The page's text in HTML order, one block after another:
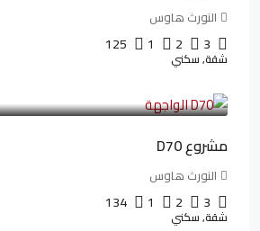
النورث هاوس
3
2
1
125
شقة, سكني
3,510,800LE
مشروع D70
النورث هاوس
3
2
1
134
شقة, سكني